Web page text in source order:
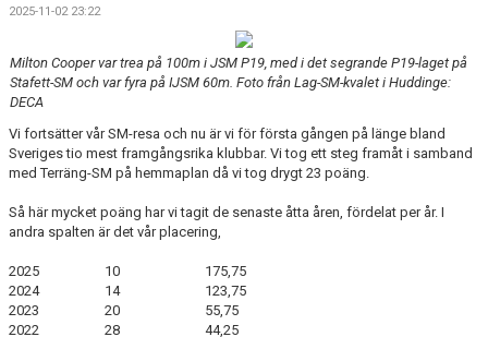
2025-11-02 23:22
Milton Cooper var trea på 100m i JSM P19, med i det segrande P19-laget på
Stafett-SM och var fyra på IJSM 60m. Foto från Lag-SM-kvalet i Huddinge:
DECA
Vi fortsätter vår SM-resa och nu är vi för första gången på länge bland
Sveriges tio mest framgångsrika klubbar. Vi tog ett steg framåt i samband
med Terräng-SM på hemmaplan då vi tog drygt 23 poäng.
Så här mycket poäng har vi tagit de senaste åtta åren, fördelat per år. I
andra spalten är det vår placering,
2025 10 175,75
2024 14 123,75
2023 20 55,75
2022 28 44,25